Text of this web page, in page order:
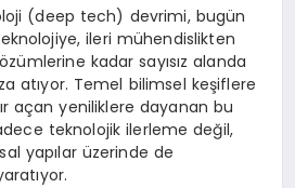
(deep tech) devrimi, bugün
ileri mühendislikten
kadar sayısız alanda
atıyor. Temel bilimsel keşiflere
açan yeniliklere dayanan bu
teknolojik ilerleme değil,
yapılar üzerinde de